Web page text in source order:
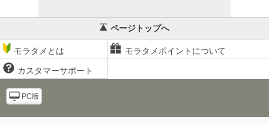
ページトップへ
モラタメとは モラタメポイントについて
カスタマーサポート